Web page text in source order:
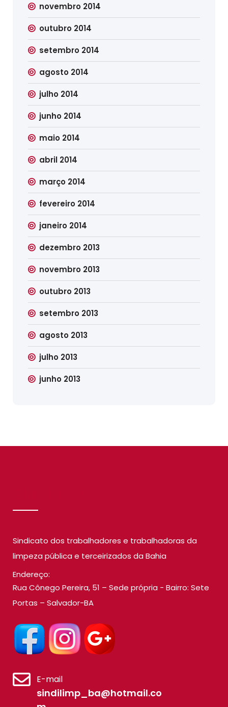
novembro 2014
outubro 2014
setembro 2014
agosto 2014
julho 2014
junho 2014
maio 2014
abril 2014
março 2014
fevereiro 2014
janeiro 2014
dezembro 2013
novembro 2013
outubro 2013
setembro 2013
agosto 2013
julho 2013
junho 2013
Sindicato dos trabalhadores e trabalhadoras da
limpeza pública e terceirizados da Bahia
Endereço:
Rua Cônego Pereira, 51 – Sede própria - Bairro: Sete
Portas – Salvador-BA
E-mail
sindilimp_ba@hotmail.co